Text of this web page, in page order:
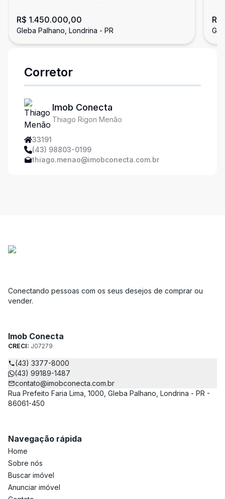
R$ 1.450.000,00
Gleba Palhano, Londrina - PR
Corretor
Imob Conecta
Thiago Rigon Menão
33191
(43) 98803-0199
thiago.menao@imobconecta.com.br
Conectando pessoas com os seus desejos de comprar ou
vender.
Imob Conecta
CRECI: J07279
(43) 3377-8000
(43) 99189-1487
contato@imobconecta.com.br
Rua Prefeito Faria Lima, 1000, Gleba Palhano, Londrina - PR -
86061-450
Navegação rápida
Home
Sobre nós
Buscar imóvel
Anunciar imóvel